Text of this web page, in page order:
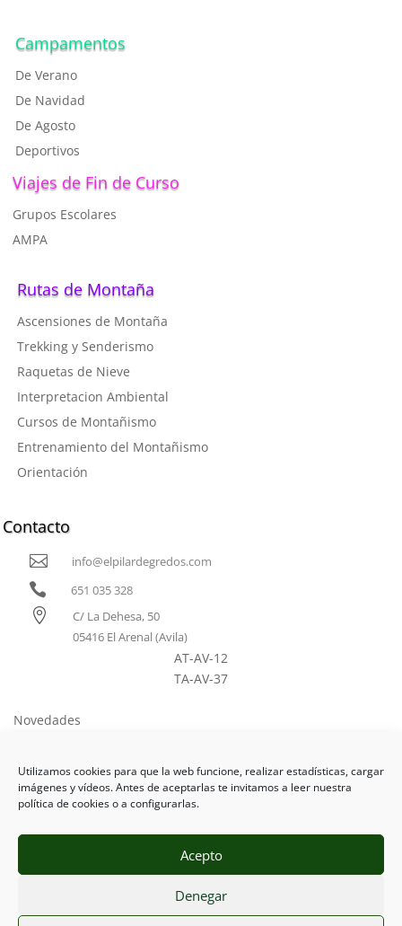
Utilizamos cookies para que la web funcione, realizar estadísticas, cargar
imágenes y vídeos. Antes de aceptarlas te invitamos a leer nuestra
política de cookies o a configurarlas.
Acepto
Denegar
Campamentos
De Verano
De Navidad
De Agosto
Deportivos
Viajes de Fin de Curso
Grupos Escolares
AMPA
Rutas de Montaña
Ascensiones de Montaña
Trekking y Senderismo
Raquetas de Nieve
Interpretacion Ambiental
Cursos de Montañismo
Entrenamiento del Montañismo
Orientación
Contacto
 info@elpilardegredos.com
 651 035 328

C/ La Dehesa, 50
05416 El Arenal (Avila)
AT-AV-12
TA-AV-37
Novedades
Tarifas
Ι Diseño y Programación Web